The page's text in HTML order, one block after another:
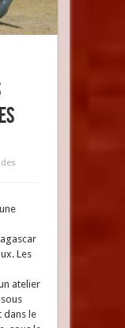
Les
atelier
dans le